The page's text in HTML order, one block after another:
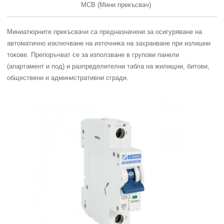
MCB (Мини прекъсвач)
Миниатюрните прекъсвачи са предназначени за осигуряване на
автоматично изключване на източника на захранване при излишни
токове. Препоръчват се за използване в групови панели
(апартамент и под) и разпределителни табла на жилищни, битови,
обществени и административни сгради.